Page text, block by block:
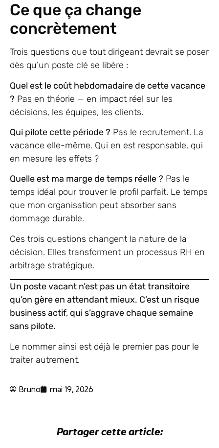
Ce que ça change
concrètement
Trois questions que tout dirigeant devrait se poser
dès qu’un poste clé se libère :
Quel est le coût hebdomadaire de cette vacance
? Pas en théorie — en impact réel sur les
décisions, les équipes, les clients.
Qui pilote cette période ? Pas le recrutement. La
vacance elle-même. Qui en est responsable, qui
en mesure les effets ?
Quelle est ma marge de temps réelle ? Pas le
temps idéal pour trouver le profil parfait. Le temps
que mon organisation peut absorber sans
dommage durable.
Ces trois questions changent la nature de la
décision. Elles transforment un processus RH en
arbitrage stratégique.
Un poste vacant n’est pas un état transitoire
qu’on gère en attendant mieux. C’est un risque
business actif, qui s’aggrave chaque semaine
sans pilote.
Le nommer ainsi est déjà le premier pas pour le
traiter autrement.
Bruno mai 19, 2026
Partager cette article: